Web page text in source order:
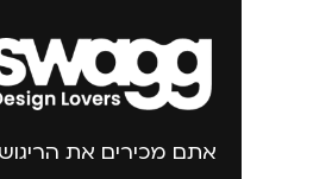
אתם מכירים את